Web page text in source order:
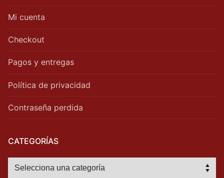
Mi cuenta
Checkout
Pagos y entregas
Política de privacidad
Contraseña perdida
CATEGORÍAS